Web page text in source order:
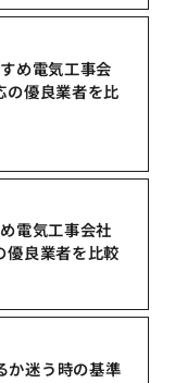
め電気工事会
の優良業者を比
電気工事会社
優良業者を比較
か迷う時の基準